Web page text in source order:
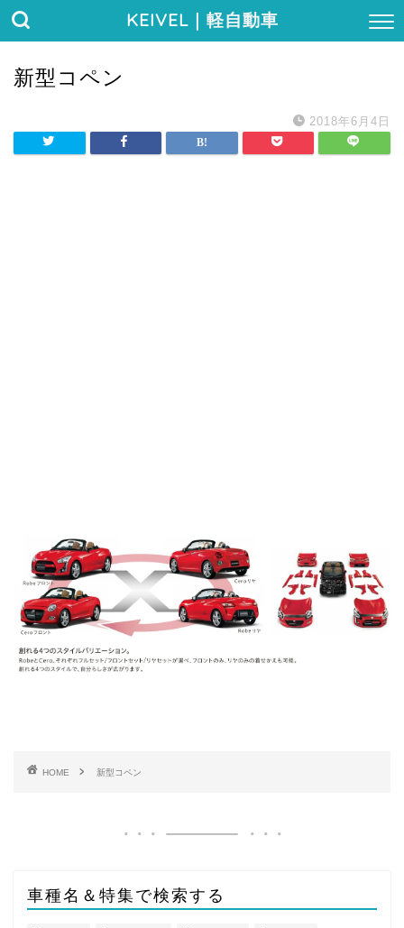
KEIVEL｜軽自動車
新型コペン
2018年6月4日
HOME 新型コペン
車種名＆特集で検索する